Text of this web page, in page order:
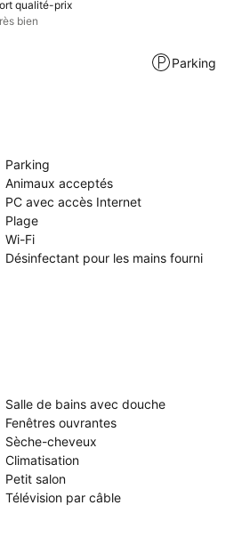
qualité-prix
bien
Parking
Parking
Animaux acceptés
PC avec accès Internet
Plage
Wi-Fi
Désinfectant pour les mains fourni
Salle de bains avec douche
Fenêtres ouvrantes
Sèche-cheveux
Climatisation
Petit salon
Télévision par câble